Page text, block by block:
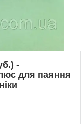
-
для паяння